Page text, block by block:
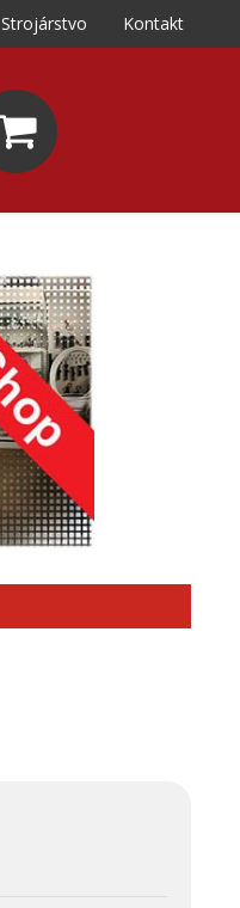
Strojárstvo Kontakt